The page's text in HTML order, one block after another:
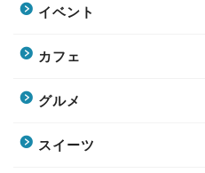
イベント
カフェ
グルメ
スイーツ